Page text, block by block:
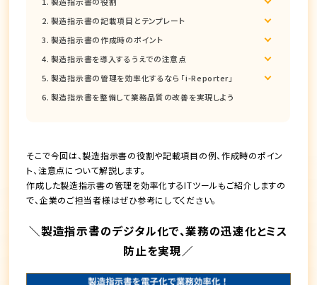
製造指示書の記載項目とテンプレート
製造指示書の作成時のポイント
製造指示書を導入するうえでの注意点
製造指示書の管理を効率化するなら「i-Reporter」
製造指示書を整備して業務品質の改善を実現しよう
そこで今回は、製造指示書の役割や記載項目の例、作成時のポイン
ト、注意点について解説します。
作成した製造指示書の管理を効率化するITツールもご紹介しますの
で、企業のご担当者様はぜひ参考にしてください。
＼製造指示書のデジタル化で、業務の迅速化とミス
防止を実現／